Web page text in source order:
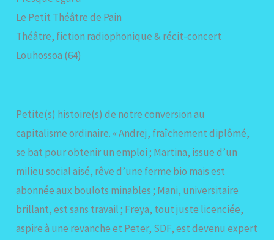
Le Petit Théâtre de Pain
Théâtre, fiction radiophonique & récit-concert
Louhossoa (64)
Petite(s) histoire(s) de notre conversion au
capitalisme ordinaire. « Andrej, fraîchement diplômé,
se bat pour obtenir un emploi ; Martina, issue d’un
milieu social aisé, rêve d’une ferme bio mais est
abonnée aux boulots minables ; Mani, universitaire
brillant, est sans travail ; Freya, tout juste licenciée,
aspire à une revanche et Peter, SDF, est devenu expert